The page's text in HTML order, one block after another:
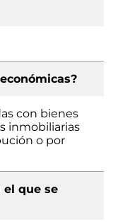
con bienes
inmobiliarias
o por
el que se